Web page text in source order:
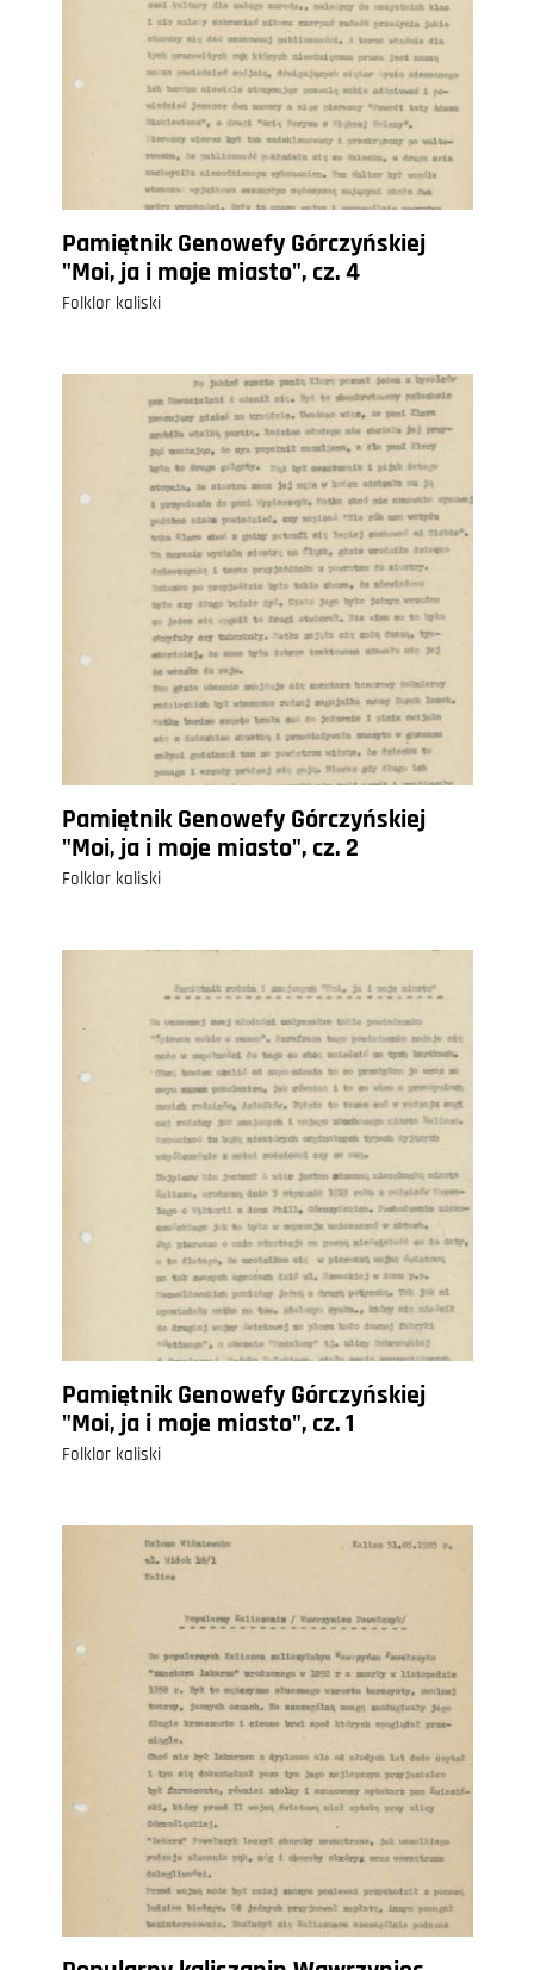
Pamiętnik Genowefy Górczyńskiej
"Moi, ja i moje miasto", cz. 4
Folklor kaliski
Pamiętnik Genowefy Górczyńskiej
"Moi, ja i moje miasto", cz. 2
Folklor kaliski
Pamiętnik Genowefy Górczyńskiej
"Moi, ja i moje miasto", cz. 1
Folklor kaliski